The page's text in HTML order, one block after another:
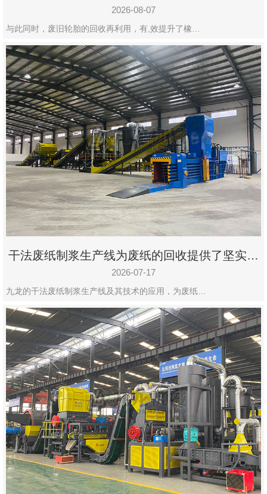
设
有
限
公
司
豫
ICP
备
19020390
号-1
用率
2026-08-07
与此同时，废旧轮胎的回收再利用，有,效提升了橡…
干法废纸制浆生产线为废纸的回收提供了坚实的
保障
2026-07-17
九龙的干法废纸制浆生产线及其技术的应用，为废纸…